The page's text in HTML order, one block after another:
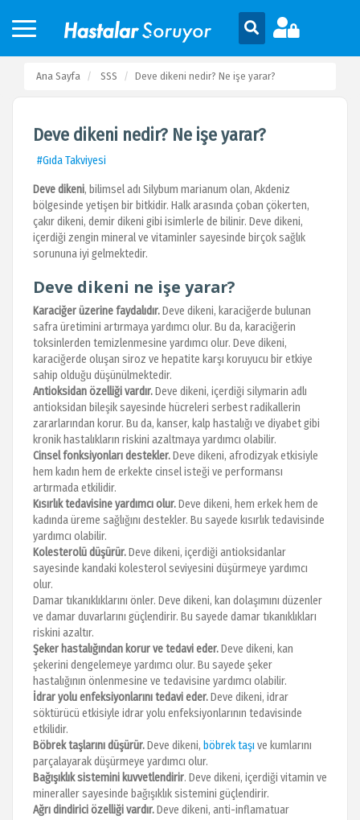
Ana Sayfa SSS Deve dikeni nedir? Ne işe yarar?
Deve dikeni nedir? Ne işe yarar?
#Gıda Takviyesi
Deve dikeni, bilimsel adı Silybum marianum olan, Akdeniz
bölgesinde yetişen bir bitkidir. Halk arasında çoban çökerten,
çakır dikeni, demir dikeni gibi isimlerle de bilinir. Deve dikeni,
içerdiği zengin mineral ve vitaminler sayesinde birçok sağlık
sorununa iyi gelmektedir.
Deve dikeni ne işe yarar?
Karaciğer üzerine faydalıdır.Deve dikeni, karaciğerde bulunan
safra üretimini artırmaya yardımcı olur. Bu da, karaciğerin
toksinlerden temizlenmesine yardımcı olur. Deve dikeni,
karaciğerde oluşan siroz ve hepatite karşı koruyucu bir etkiye
sahip olduğu düşünülmektedir.
Antioksidan özelliği vardır.Deve dikeni, içerdiği silymarin adlı
antioksidan bileşik sayesinde hücreleri serbest radikallerin
zararlarından korur. Bu da, kanser, kalp hastalığı ve diyabet gibi
kronik hastalıkların riskini azaltmaya yardımcı olabilir.
Cinsel fonksiyonları destekler.Deve dikeni, afrodizyak etkisiyle
hem kadın hem de erkekte cinsel isteği ve performansı
artırmada etkilidir.
Kısırlık tedavisine yardımcı olur.Deve dikeni, hem erkek hem de
kadında üreme sağlığını destekler. Bu sayede kısırlık tedavisinde
yardımcı olabilir.
Kolesterolü düşürür.Deve dikeni, içerdiği antioksidanlar
sayesinde kandaki kolesterol seviyesini düşürmeye yardımcı
olur.
Damar tıkanıklıklarını önler. Deve dikeni, kan dolaşımını düzenler
ve damar duvarlarını güçlendirir. Bu sayede damar tıkanıklıkları
riskini azaltır.
Şeker hastalığından korur ve tedavi eder.Deve dikeni, kan
şekerini dengelemeye yardımcı olur. Bu sayede şeker
hastalığının önlenmesine ve tedavisine yardımcı olabilir.
İdrar yolu enfeksiyonlarını tedavi eder.Deve dikeni, idrar
söktürücü etkisiyle idrar yolu enfeksiyonlarının tedavisinde
etkilidir.
Böbrek taşlarını düşürür.Deve dikeni, böbrek taşı ve kumlarını
parçalayarak düşürmeye yardımcı olur.
Bağışıklık sistemini kuvvetlendirir. Deve dikeni, içerdiği vitamin ve
mineraller sayesinde bağışıklık sistemini güçlendirir.
Ağrı dindirici özelliği vardır.Deve dikeni, anti-inflamatuar